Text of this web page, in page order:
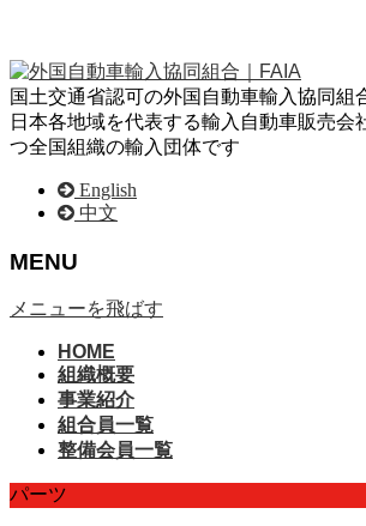
国土交通省認可の外国自動車輸入協同組
日本各地域を代表する輸入自動車販売会
つ全国組織の輸入団体です
English
中文
MENU
メニューを飛ばす
HOME
組織概要
事業紹介
組合員一覧
整備会員一覧
パーツ